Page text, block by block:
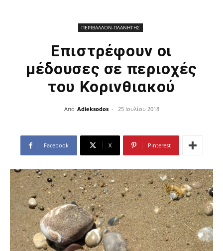
ΠΕΡΙΒΑΛΛΟΝ-ΠΛΑΝΗΤΗΣ
Επιστρέφουν οι
μέδουσες σε περιοχές
του Κορινθιακού
Από Adieksodos - 25 Ιουλίου 2018
Facebook X Pinterest